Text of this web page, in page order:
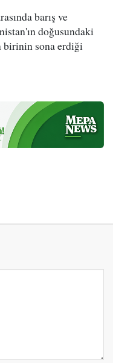
barış ve
doğusundaki
birinin sona erdiği